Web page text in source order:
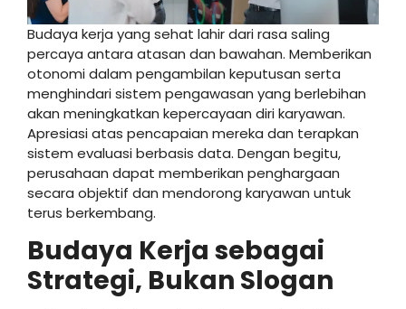
Budaya kerja yang sehat lahir dari rasa saling
percaya antara atasan dan bawahan. Memberikan
otonomi dalam pengambilan keputusan serta
menghindari sistem pengawasan yang berlebihan
akan meningkatkan kepercayaan diri karyawan.
Apresiasi atas pencapaian mereka dan terapkan
sistem evaluasi berbasis data. Dengan begitu,
perusahaan dapat memberikan penghargaan
secara objektif dan mendorong karyawan untuk
terus berkembang.
Budaya Kerja sebagai
Strategi, Bukan Slogan